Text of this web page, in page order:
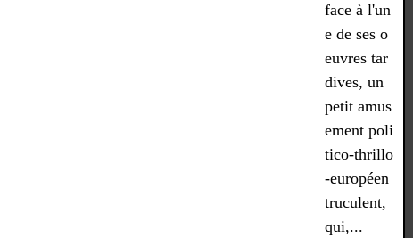
face à l'un
e de ses o
euvres tar
dives, un
petit amus
ement poli
tico-thrillo
-européen
truculent,
qui,...